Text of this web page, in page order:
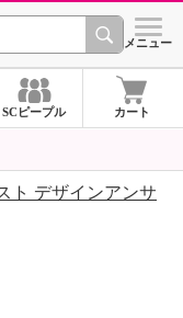
シ
メニュー
SCピープル カート
ト デザインアンサ